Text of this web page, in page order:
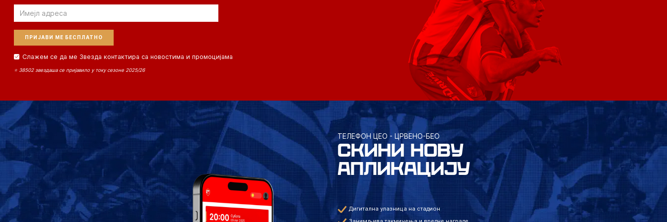
Email
Слажем се да ме Звезда контактира са новостима и промоцијама
⭐ 38502 звездаша се пријавило у току сезоне 2025/26
ТЕЛЕФОН ЦЕО - ЦРВЕНО-БЕО
СКИНИ НОВУ
АПЛИКАЦИЈУ
Дигитална улазница на стадион